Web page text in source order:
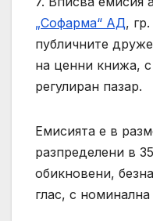
„Софарма“ АД,
публичните
на ценни книжа,
регулиран пазар.
Емисията е в
разпределени в
обикновени,
глас, с